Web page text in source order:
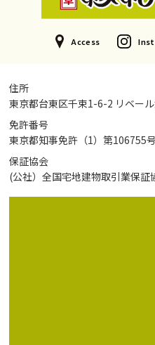
Access
住所
東京都台東区千束1-6-2 リベー
免許番号
東京都知事免許（1）第106755号
保証協会
(公社）全国宅地建物取引業保証